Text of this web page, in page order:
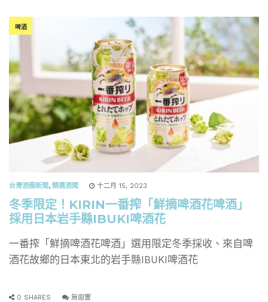
啤酒
台灣酒圈新聞, 精選酒聞 十二月 15, 2023
冬季限定！KIRIN一番搾「鮮摘啤酒花啤酒」
採用日本岩手縣IBUKI啤酒花
一番搾「鮮摘啤酒花啤酒」選用限定冬季採收、來自啤
酒花故鄉的日本東北的岩手縣IBUKI啤酒花
0 SHARES 無迴響